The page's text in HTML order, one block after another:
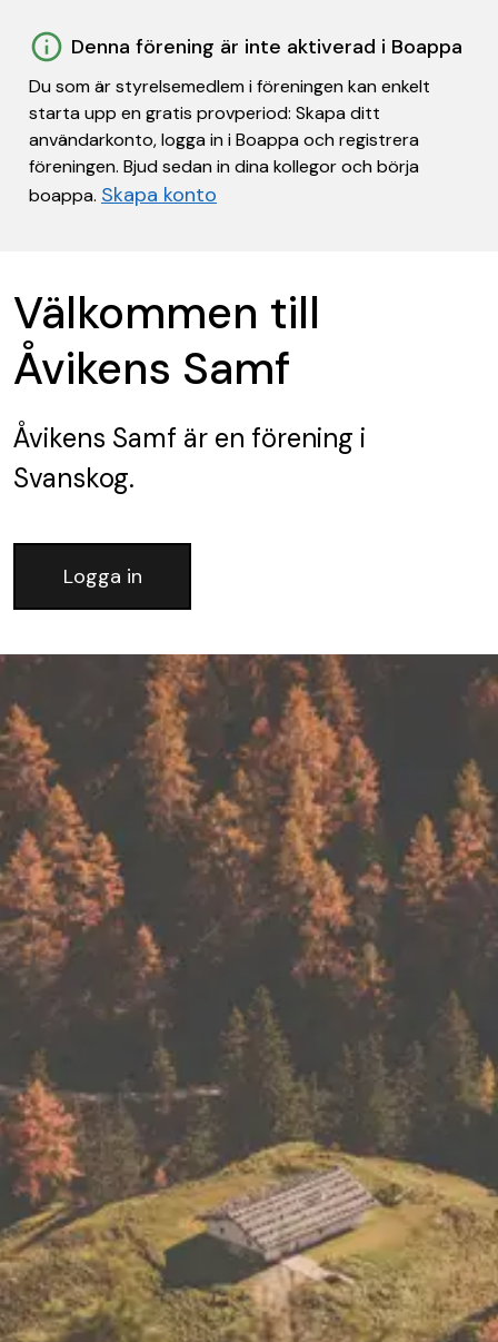
Denna förening är inte aktiverad i Boappa
Du som är styrelsemedlem i föreningen kan enkelt
starta upp en gratis provperiod: Skapa ditt
användarkonto, logga in i Boappa och registrera
föreningen. Bjud sedan in dina kollegor och börja
boappa. Skapa konto
Välkommen till
Åvikens Samf
Åvikens Samf är en förening i
Svanskog.
Logga in